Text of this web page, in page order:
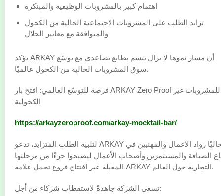
اهتمام كبير بالمشروبات الوظيفية والمبتكرة
تزايد الطلب على المشروبات الاجتماعية الخالية من الكحول
والمتوافقة مع معايير الحلال
تؤكد ARKAY أن مسار نموها لا يزال يتسم بطابع تصاعدي مع توسّع
سوق المشروبات الخالية من الكحول عالميًا.
فرصة للتوسّع العالمي: افتح بار ARKAY Zero Proof للمشروبات غير
الكحولية
https://arkayzeroproof.com/arkay-mocktail-bar/
لتلبية الطلب المتزايد، تدعو ARKAY حاليًا رواد الأعمال والمهنيين في
الضيافة والمستثمرين وأصحاب الأعمال ليصبحوا جزءًا من مرحلتها
المقبلة عبر افتتاح فروع تحمل علامة ARKAY التجارية حول العالم.
تسعى الشركة جاهدةً لاستقطاب شركاء من أجل: